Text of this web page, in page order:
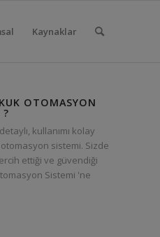
Kaynaklar
OTOMASYON
?
kullanımı kolay
sistemi. Sizde
ettiği ve güvendiği
Sistemi 'ne